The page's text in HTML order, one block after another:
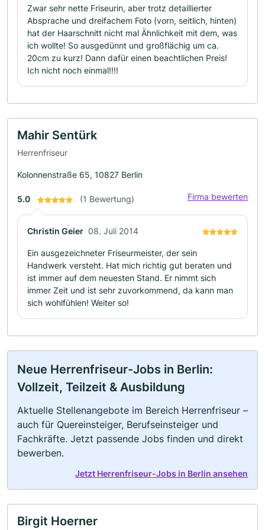
Zwar sehr nette Friseurin, aber trotz detaillierter
Absprache und dreifachem Foto (vorn, seitlich, hinten)
hat der Haarschnitt nicht mal Ähnlichkeit mit dem, was
ich wollte! So ausgedünnt und großflächig um ca.
20cm zu kurz! Dann dafür einen beachtlichen Preis!
Ich nicht noch einmal!!!!
Mahir Sentürk
Herrenfriseur
Kolonnenstraße 65, 10827 Berlin
5.0 (1 Bewertung) Firma bewerten
Christin Geier 08. Juli 2014
Ein ausgezeichneter Friseurmeister, der sein
Handwerk versteht. Hat mich richtig gut beraten und
ist immer auf dem neuesten Stand. Er nimmt sich
immer Zeit und ist sehr zuvorkommend, da kann man
sich wohlfühlen! Weiter so!
Neue Herrenfriseur-Jobs in Berlin:
Vollzeit, Teilzeit & Ausbildung
Aktuelle Stellenangebote im Bereich Herrenfriseur –
auch für Quereinsteiger, Berufseinsteiger und
Fachkräfte. Jetzt passende Jobs finden und direkt
bewerben.
Jetzt Herrenfriseur-Jobs in Berlin ansehen
Birgit Hoerner